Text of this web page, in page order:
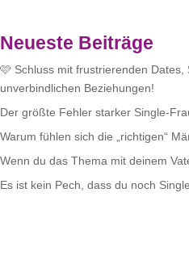
Neueste Beiträge
🩷 Schluss mit frustrierenden Dates,
unverbindlichen Beziehungen!
Der größte Fehler starker Single-
Warum fühlen sich die „richtigen“
Wenn du das Thema mit deinem
Es ist kein Pech, dass du noch